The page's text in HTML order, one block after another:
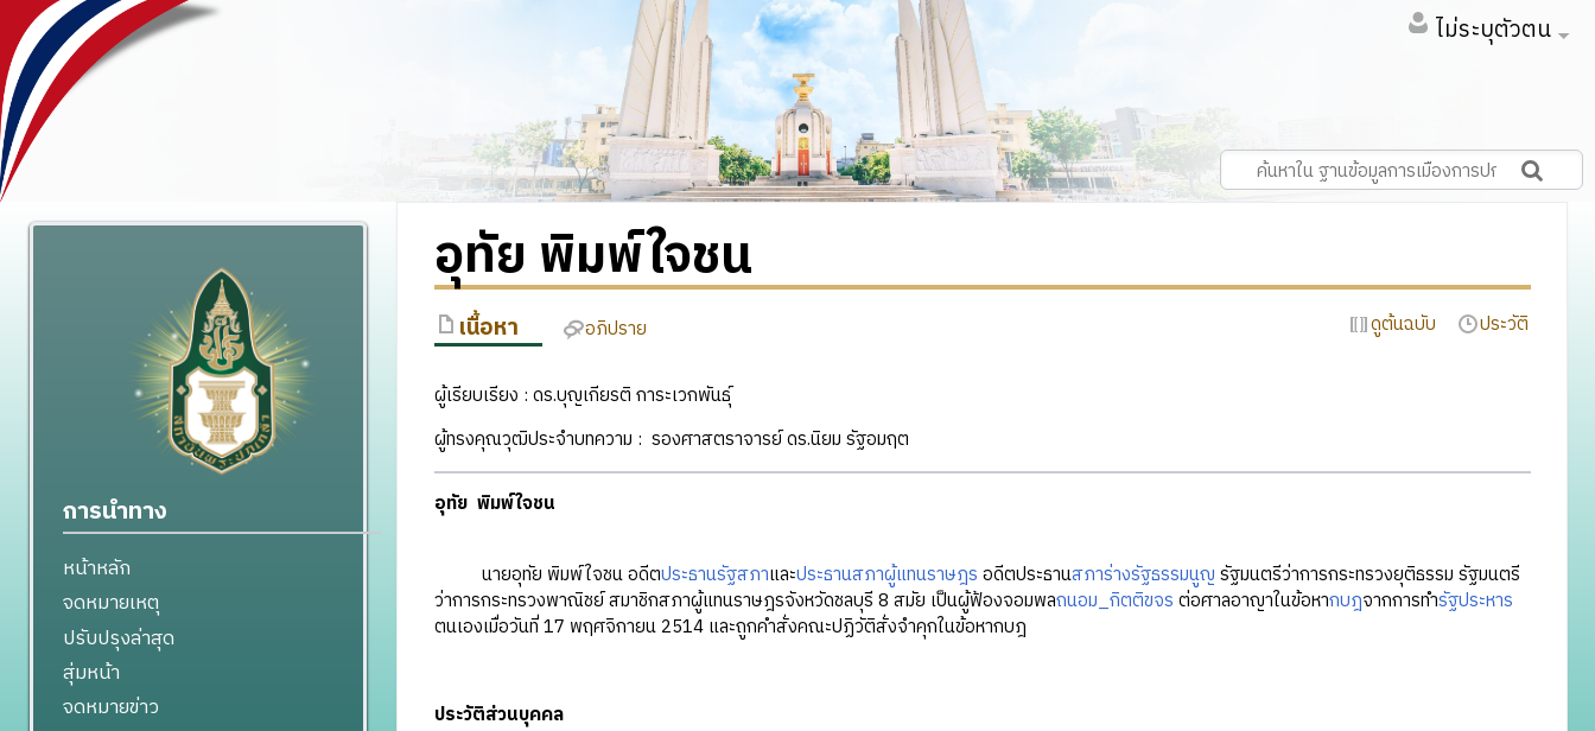
ไม่ระบุตัวตน
อุทัย พิมพ์ใจชน
เนื้อหา อภิปราย ดูต้นฉบับ ประวัติ
ผู้เรียบเรียง : ดร.บุญเกียรติ การะเวกพันธุ์
ผู้ทรงคุณวุฒิประจำบทความ : รองศาสตราจารย์ ดร.นิยม รัฐอมฤต
อุทัย พิมพ์ใจชน
นายอุทัย พิมพ์ใจชน อดีตประธานรัฐสภาและประธานสภาผู้แทนราษฎร อดีตประธานสภาร่างรัฐธรรมนูญ รัฐมนตรีว่าการกระทรวงยุติธรรม รัฐมนตรี
ว่าการกระทรวงพาณิชย์ สมาชิกสภาผู้แทนราษฎรจังหวัดชลบุรี 8 สมัย เป็นผู้ฟ้องจอมพลถนอม_กิตติขจร ต่อศาลอาญาในข้อหากบฎจากการทำรัฐประหาร
ตนเองเมื่อวันที่ 17 พฤศจิกายน 2514 และถูกคำสั่งคณะปฏิวัติสั่งจำคุกในข้อหากบฎ
ประวัติส่วนบุคคล
การนำทาง
หน้าหลัก
จดหมายเหตุ
ปรับปรุงล่าสุด
สุ่มหน้า
จดหมายข่าว